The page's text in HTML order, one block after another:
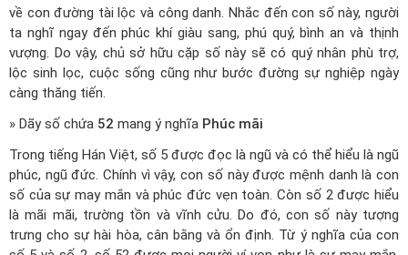
về con đường tài lộc và công danh. Nhắc đến con số này, người
ta nghĩ ngay đến phúc khí giàu sang, phú quý, bình an và thịnh
vượng. Do vậy, chủ sở hữu cặp số này sẽ có quý nhân phù trợ,
lộc sinh lọc, cuộc sống cũng như bước đường sự nghiệp ngày
càng thăng tiến.
» Dãy số chứa 52 mang ý nghĩa Phúc mãi
Trong tiếng Hán Việt, số 5 được đọc là ngũ và có thể hiểu là ngũ
phúc, ngũ đức. Chính vì vậy, con số này được mệnh danh là con
số của sự may mắn và phúc đức vẹn toàn. Còn số 2 được hiểu
là mãi mãi, trường tồn và vĩnh cửu. Do đó, con số này tượng
trưng cho sự hài hòa, cân bằng và ổn định. Từ ý nghĩa của con